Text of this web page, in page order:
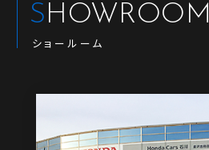
SHOWROOM
ショールーム